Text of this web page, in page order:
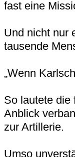
fast eine
Und nicht nur
tausende
„Wenn
So lautete die
Anblick
zur Artillerie.
Umso